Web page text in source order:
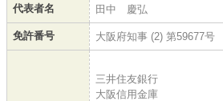
代表者名 田中 慶弘
免許番号 大阪府知事 (2) 第59677号
三井住友銀行
大阪信用金庫